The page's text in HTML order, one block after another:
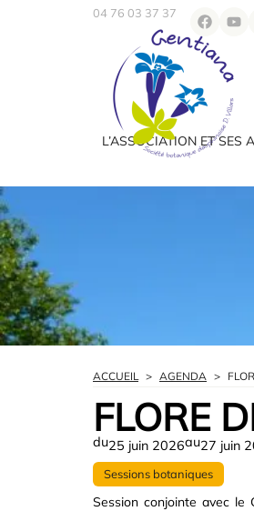
04 76 03 37 37
L’ASSOCIATION ET SES
ACCUEIL > AGENDA >
FLORE
du25 juin 2026au27 juin
Sessions botaniques
Session conjointe avec